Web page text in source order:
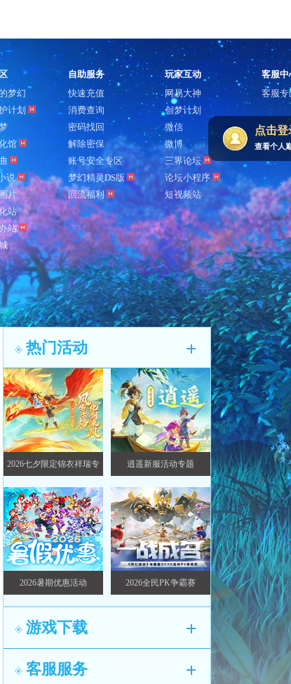
自助服务 玩家互动
客服中
梦幻
计划
馆
说
片
站
站
快速充值
消费查询
密码找回
解除密保
账号安全专区
梦幻精灵DS版
回流福利
网易大神
创梦计划
微信
微博
三界论坛
论坛小程序
短视频站
客服专
点击登
查看个人
热门活动
2026七夕限定锦衣祥瑞专
题
逍遥新服活动专题
2026暑期优惠活动 2026全民PK争霸赛
游戏下载
客服服务